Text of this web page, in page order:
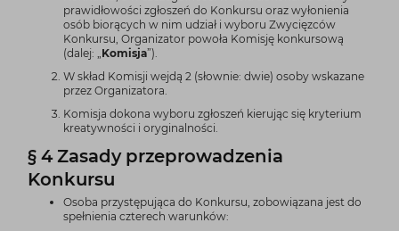
prawidłowości zgłoszeń do Konkursu oraz wyłonienia
osób biorących w nim udział i wyboru Zwycięzców
Konkursu, Organizator powoła Komisję konkursową
(dalej: „ Komisja”).
W skład Komisji wejdą 2 (słownie: dwie) osoby wskazane
przez Organizatora.
Komisja dokona wyboru zgłoszeń kierując się kryterium
kreatywności i oryginalności.
§ 4 Zasady przeprowadzenia
Konkursu
Osoba przystępująca do Konkursu, zobowiązana jest do
spełnienia czterech warunków: